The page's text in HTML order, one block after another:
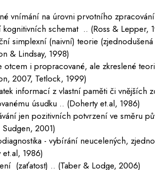
vnímání na úrovni prvotního
kognitivních schemat .. (Ross & Lepper,
simplexní (naivní) teorie
& Lindsay, 1998)
otcem i propracované, ale zkreslené
2007, Tetlock, 1999)
informací z vlastní paměti či vnějších
úsudku .. (Doherty et.al, 1986)
jen pozitivních potvrzení ve směru
Sudgen, 2001)
- vybírání neucelených,
1986)
(zaťatost) .. (Taber & Lodge, 2006)